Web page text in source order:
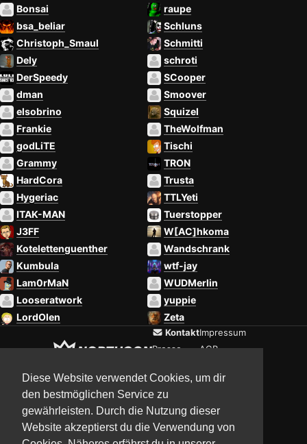
Diese Website verwendet Cookies, um dir
den bestmöglichen Service zu
gewährleisten. Durch die Nutzung dieser
Website akzeptierst du die Verwendung von
Bonsai
bsa_beliar
Christoph_Smaul
Dely
DerSpeedy
dman
elsobrino
Frankie
godLiTE
Grammy
HardCora
Hygeriac
ITAK-MAN
J3FF
Kotelettenguenther
Kumbula
Lam0rMaN
Looseratwork
LordOlen
raupe
Schluns
Schmitti
schroti
SCooper
Smoover
Squizel
TheWolfman
Tischi
TRON
Trusta
TTLYeti
Tuerstopper
W[AC]hkoma
Wandschrank
wtf-jay
WUDMerlin
yuppie
Zeta
Kontakt
Presse
Impressum
AGB
UpdatesCommunityMedia